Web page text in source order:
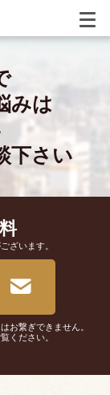
みは
下さい
ざいます。
お繋ぎできません。
ください。